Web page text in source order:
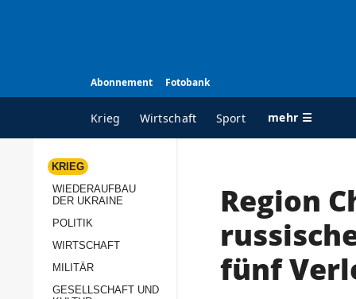
Abonnement Fotobank
Krieg Wirtschaft Sport mehr ☰
ALLE RUBRIKEN
Wiederaufbau der
Politik
KRIEG
WIEDERAUFBAU
DER UKRAINE
POLITIK
WIRTSCHAFT
MILITÄR
GESELLSCHAFT UND
Region
fünf